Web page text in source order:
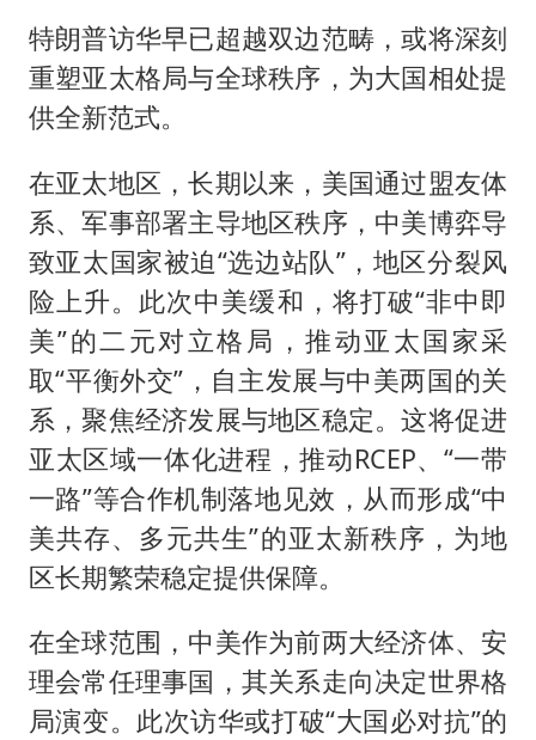
特朗普访华早已超越双边范畴，或将深刻
重塑亚太格局与全球秩序，为大国相处提
供全新范式。
在亚太地区，长期以来，美国通过盟友体
系、军事部署主导地区秩序，中美博弈导
致亚太国家被迫“选边站队”，地区分裂风
险上升。此次中美缓和，将打破“非中即
美”的二元对立格局，推动亚太国家采
取“平衡外交”，自主发展与中美两国的关
系，聚焦经济发展与地区稳定。这将促进
亚太区域一体化进程，推动RCEP、“一带
一路”等合作机制落地见效，从而形成“中
美共存、多元共生”的亚太新秩序，为地
区长期繁荣稳定提供保障。
在全球范围，中美作为前两大经济体、安
理会常任理事国，其关系走向决定世界格
局演变。此次访华或打破“大国必对抗”的